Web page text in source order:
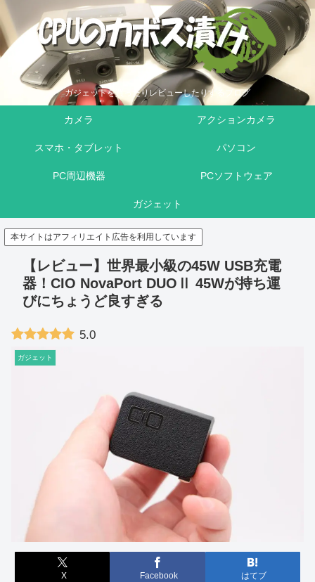
ガジェットを買ったりレビューしたりするブログ
カメラ アクションカメラ
スマホ・タブレット パソコン
PC周辺機器 PCソフトウェア
ガジェット
本サイトはアフィリエイト広告を利用しています
【レビュー】世界最小級の45W USB充電
器！CIO NovaPort DUOⅡ 45Wが持ち運
びにちょうど良すぎる
5.0
ガジェット
X Facebook はてブ